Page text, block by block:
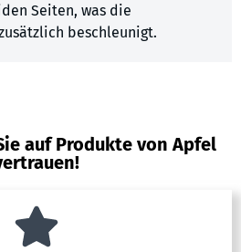
Seiten, was die
beschleunigt.
auf Produkte von Apfel